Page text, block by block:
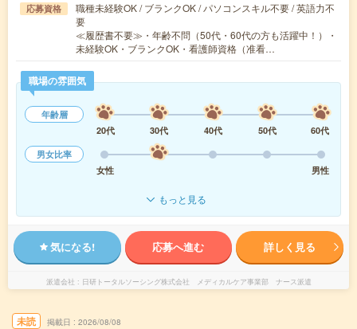
応募資格
職種未経験OK / ブランクOK / パソコンスキル不要 / 英語力不
要
≪履歴書不要≫・年齢不問（50代・60代の方も活躍中！）・
未経験OK・ブランクOK・看護師資格（准看…
職場の雰囲気
年齢層
20代
30代 40代 50代
60代
男女比率
女性
男性
もっと見る
気になる! 応募へ進む 詳しく見る
派遣会社 日研トータルソーシング株式会社 メディカルケア事業部 ナース派遣
未読 掲載日 2026/08/08